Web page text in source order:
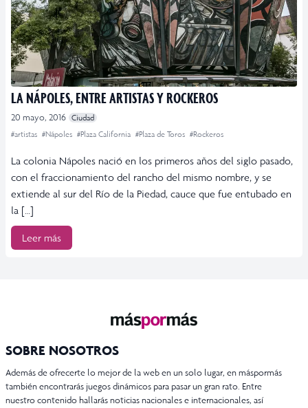
LA NÁPOLES, ENTRE ARTISTAS Y ROCKEROS
20 mayo, 2016 Ciudad
#artistas #Nápoles #Plaza California #Plaza de Toros #Rockeros
La colonia Nápoles nació en los primeros años del siglo pasado,
con el fraccionamiento del rancho del mismo nombre, y se
extiende al sur del Río de la Piedad, cauce que fue entubado en
la […]
Leer más
SOBRE NOSOTROS
Además de ofrecerte lo mejor de la web en un solo lugar, en máspormás
también encontrarás juegos dinámicos para pasar un gran rato. Entre
nuestro contenido hallarás noticias nacionales e internacionales, así